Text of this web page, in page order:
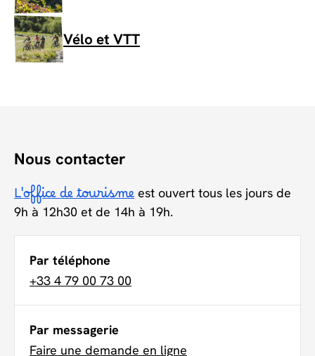
Vélo et VTT
Nous contacter
L'office de tourisme est ouvert tous les jours de
9h à 12h30 et de 14h à 19h.
Par téléphone
+33 4 79 00 73 00
Par messagerie
Faire une demande en ligne